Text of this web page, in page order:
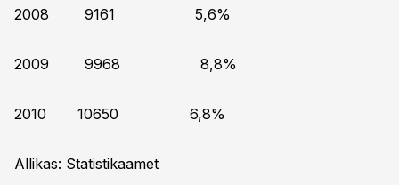
2008 9161 5,6%
2009 9968 8,8%
2010 10650 6,8%
Allikas: Statistikaamet